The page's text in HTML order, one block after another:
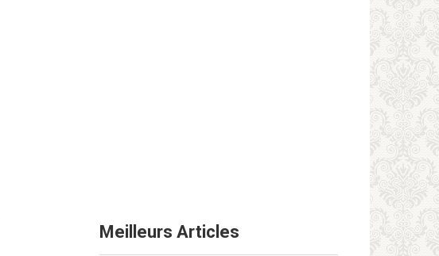
Meilleurs Articles